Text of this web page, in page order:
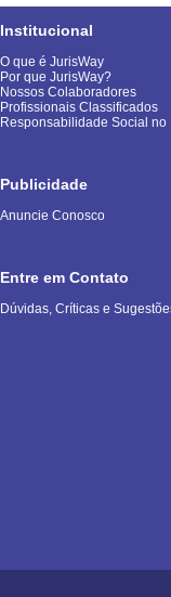
Institucional
O que é JurisWay
Por que JurisWay?
Nossos Colaboradores
Profissionais Classificados
Responsabilidade Social no
Publicidade
Anuncie Conosco
Entre em Contato
Dúvidas, Críticas e